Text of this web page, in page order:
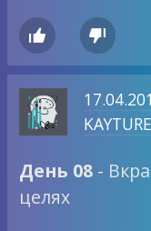
 
KAYTURE
День 08 -
целях